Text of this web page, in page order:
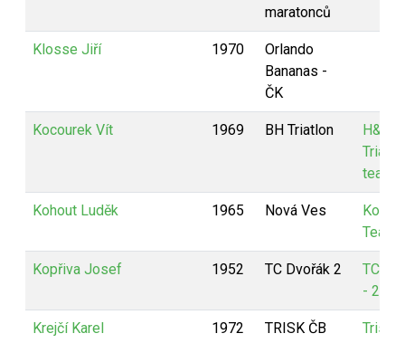
maratonců
Klosse Jiří 1970
Orlando
Bananas -
ČK
Kocourek Vít 1969 BH Triatlon
H&B
team
Kohout Luděk 1965 Nová Ves
Team
Kopřiva Josef 1952 TC Dvořák 2
TC
- 2
Krejčí Karel 1972 TRISK ČB Trisk